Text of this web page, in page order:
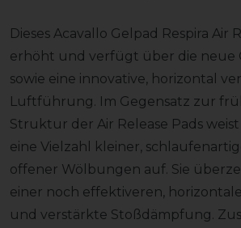
Dieses Acavallo Gelpad Respira Air
erhöht und verfügt über die neue
sowie eine innovative, horizontal
Luftführung. Im Gegensatz zur
Struktur der Air Release Pads weist
eine Vielzahl kleiner,
offener Wölbungen auf. Sie
einer noch effektiveren,
und verstärkte Stoßdämpfung.